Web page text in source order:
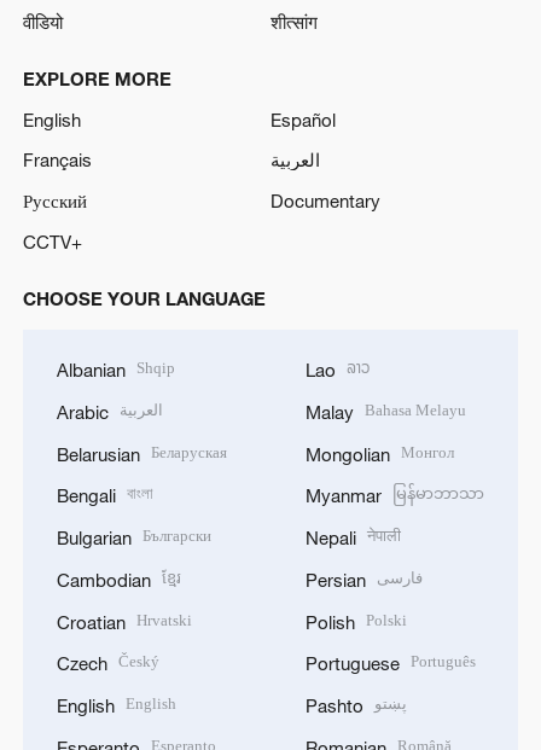
EXPLORE MORE
English
Français
العربية
Русский
Documentary
CHOOSE YOUR LANGUAGE
Arabic العربية
Belarusian Беларуская
Bengali বাংলা
Bulgarian Български
Cambodian
Croatian Hrvatski
Czech Český
English English
Esperanto Esperanto
Filipino Filipino
Malay Bahasa Melayu
Mongolian Монгол
Myanmar မြန်မာဘာသာ
Nepali नेपाली
Persian فارسی
Polish
Portuguese
Pashto
Romanian
Russian Русский